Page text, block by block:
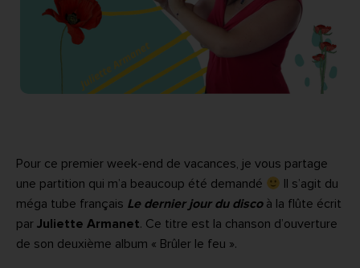
Pour ce premier week-end de vacances, je vous partage
une partition qui m’a beaucoup été demandé
Il s’agit du
méga tube français Le dernier jour du disco à la flûte écrit
par Juliette Armanet. Ce titre est la chanson d’ouverture
de son deuxième album « Brûler le feu ».